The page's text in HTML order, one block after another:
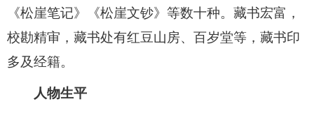
《松崖笔记》《松崖文钞》等数十种。藏书宏富，
校勘精审，藏书处有红豆山房、百岁堂等，藏书印
多及经籍。
人物生平